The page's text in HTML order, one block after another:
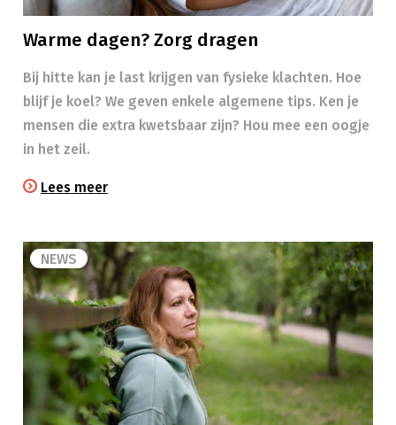
Warme dagen? Zorg dragen
Bij hitte kan je last krijgen van fysieke klachten. Hoe
blijf je koel? We geven enkele algemene tips. Ken je
mensen die extra kwetsbaar zijn? Hou mee een oogje
in het zeil.​
Lees meer
NEWS